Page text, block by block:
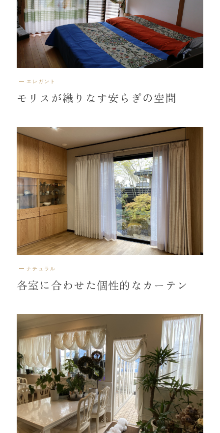
エレガント
モリスが織りなす安らぎの空間
ナチュラル
各室に合わせた個性的なカーテン